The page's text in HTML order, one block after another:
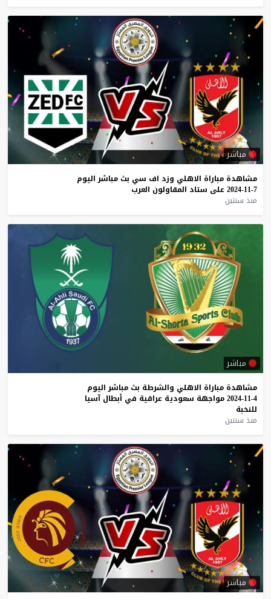
مباشر
مشاهدة مباراة الاهلي وزد اف سي بث مباشر اليوم
7-11-2024
على ستاد المقاولون العرب
منذ سنتين
مباشر
مشاهدة مباراة الاهلي والشرطة بث مباشر اليوم
4-11-2024
مواجهة سعودية عراقية في أبطال آسيا
للنخبة
منذ سنتين
مباشر